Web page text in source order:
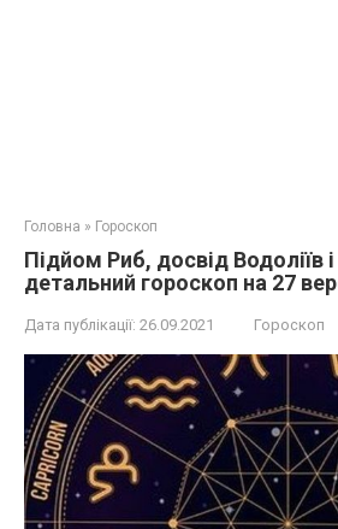
Головна » Гороскоп
Підйом Риб, досвід Водоліїв
детальний гороскоп на 27
Дата публікації: 26.09.2021 Гороскоп